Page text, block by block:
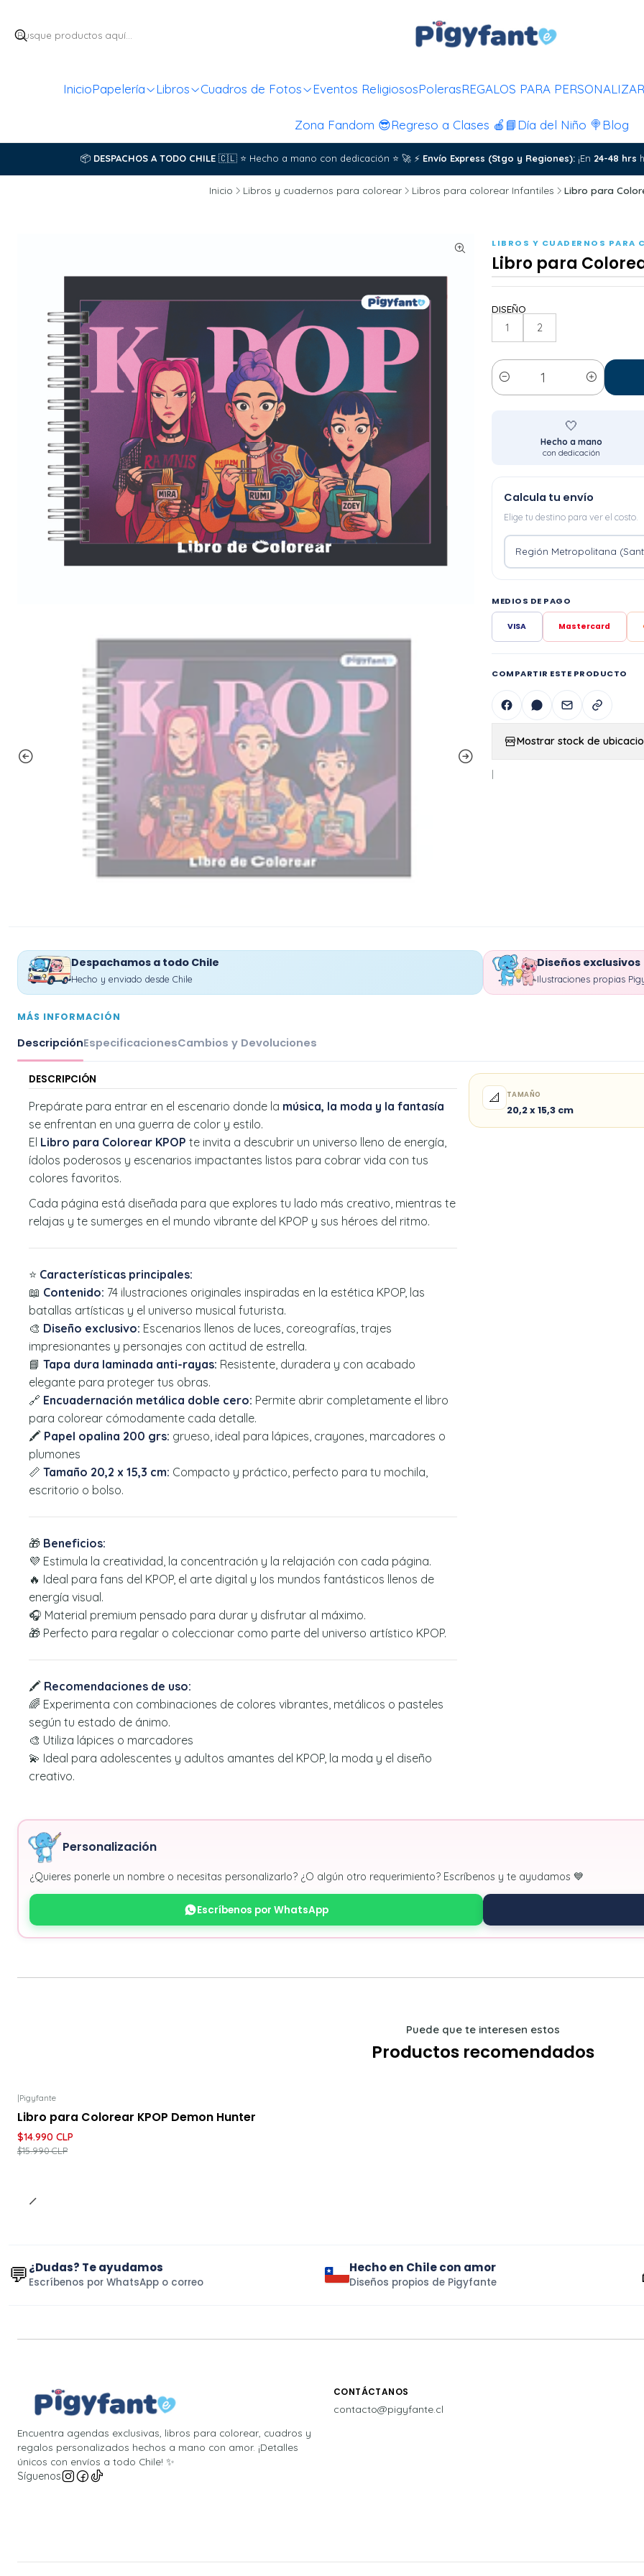
InicioPapelería Libros Cuadros de Fotos Eventos ReligiososPolerasREGALOS PARA PERSONALIZAR
Zona Fandom 😎Regreso a Clases 🍎📘 Día del Niño 🍭 Blog
📦 DESPACHOS A TODO CHILE 🇨🇱 ⭐ Hecho a mano con dedicación ⭐ 🚀 ⚡ Envío Express (Stgo y Regiones): ¡En 24-48 hrs
Inicio Libros y cuadernos para colorear Libros para colorear Infantiles Libro para
LIBROS Y CUADERNOS PARA
Libro para
DISEÑO
1 2
Cantidad
🤍
Hecho a mano
con dedicación
Calcula tu envío
Elige tu destino para ver el costo.
MEDIOS DE PAGO
VISA Mastercard
COMPARTIR ESTE PRODUCTO
Mostrar stock de
|
Despachamos a todo Chile
Hecho y enviado desde Chile
Diseños exclusivos
Ilustraciones propias
MÁS INFORMACIÓN
DescripciónEspecificacionesCambios y Devoluciones
DESCRIPCIÓN
Prepárate para entrar en el escenario donde la música, la moda y la fantasía
se enfrentan en una guerra de color y estilo.
El Libro para Colorear KPOP te invita a descubrir un universo lleno de energía,
ídolos poderosos y escenarios impactantes listos para cobrar vida con tus
colores favoritos.
Cada página está diseñada para que explores tu lado más creativo, mientras te
relajas y te sumerges en el mundo vibrante del KPOP y sus héroes del ritmo.
⭐ Características principales:
📖 Contenido: 74 ilustraciones originales inspiradas en la estética KPOP, las
batallas artísticas y el universo musical futurista.
🎨 Diseño exclusivo: Escenarios llenos de luces, coreografías, trajes
impresionantes y personajes con actitud de estrella.
📘 Tapa dura laminada anti-rayas: Resistente, duradera y con acabado
elegante para proteger tus obras.
🔗 Encuadernación metálica doble cero: Permite abrir completamente el libro
para colorear cómodamente cada detalle.
🖍️ Papel opalina 200 grs: grueso, ideal para lápices, crayones, marcadores o
plumones
📏 Tamaño 20,2 x 15,3 cm: Compacto y práctico, perfecto para tu mochila,
escritorio o bolso.
🎁 Beneficios:
💜 Estimula la creatividad, la concentración y la relajación con cada página.
🔥 Ideal para fans del KPOP, el arte digital y los mundos fantásticos llenos de
energía visual.
🎧 Material premium pensado para durar y disfrutar al máximo.
🎁 Perfecto para regalar o coleccionar como parte del universo artístico KPOP.
🖍️ Recomendaciones de uso:
🌈 Experimenta con combinaciones de colores vibrantes, metálicos o pasteles
según tu estado de ánimo.
🎨 Utiliza lápices o marcadores
💫 Ideal para adolescentes y adultos amantes del KPOP, la moda y el diseño
creativo.
📐 TAMAÑO
20,2 x 15,3 cm
Personalización
¿Quieres ponerle un nombre o necesitas personalizarlo? ¿O algún otro requerimiento? Escríbenos y te ayudamos 💙
Escríbenos por WhatsApp
Puede que te interesen estos
Productos recomendados
DESCUENTO
|Pigyfante
Libro para Colorear KPOP Demon Hunter
$14.990 CLP
$15.990 CLP
💬¿Dudas? Te ayudamos
Escríbenos por WhatsApp o correo
Hecho en Chile con amor
Diseños propios de Pigyfante
Encuentra agendas exclusivas, libros para colorear, cuadros y
regalos personalizados hechos a mano con amor. ¡Detalles
únicos con envíos a todo Chile! ✨
Síguenos
CONTÁCTANOS
contacto@pigyfante.cl